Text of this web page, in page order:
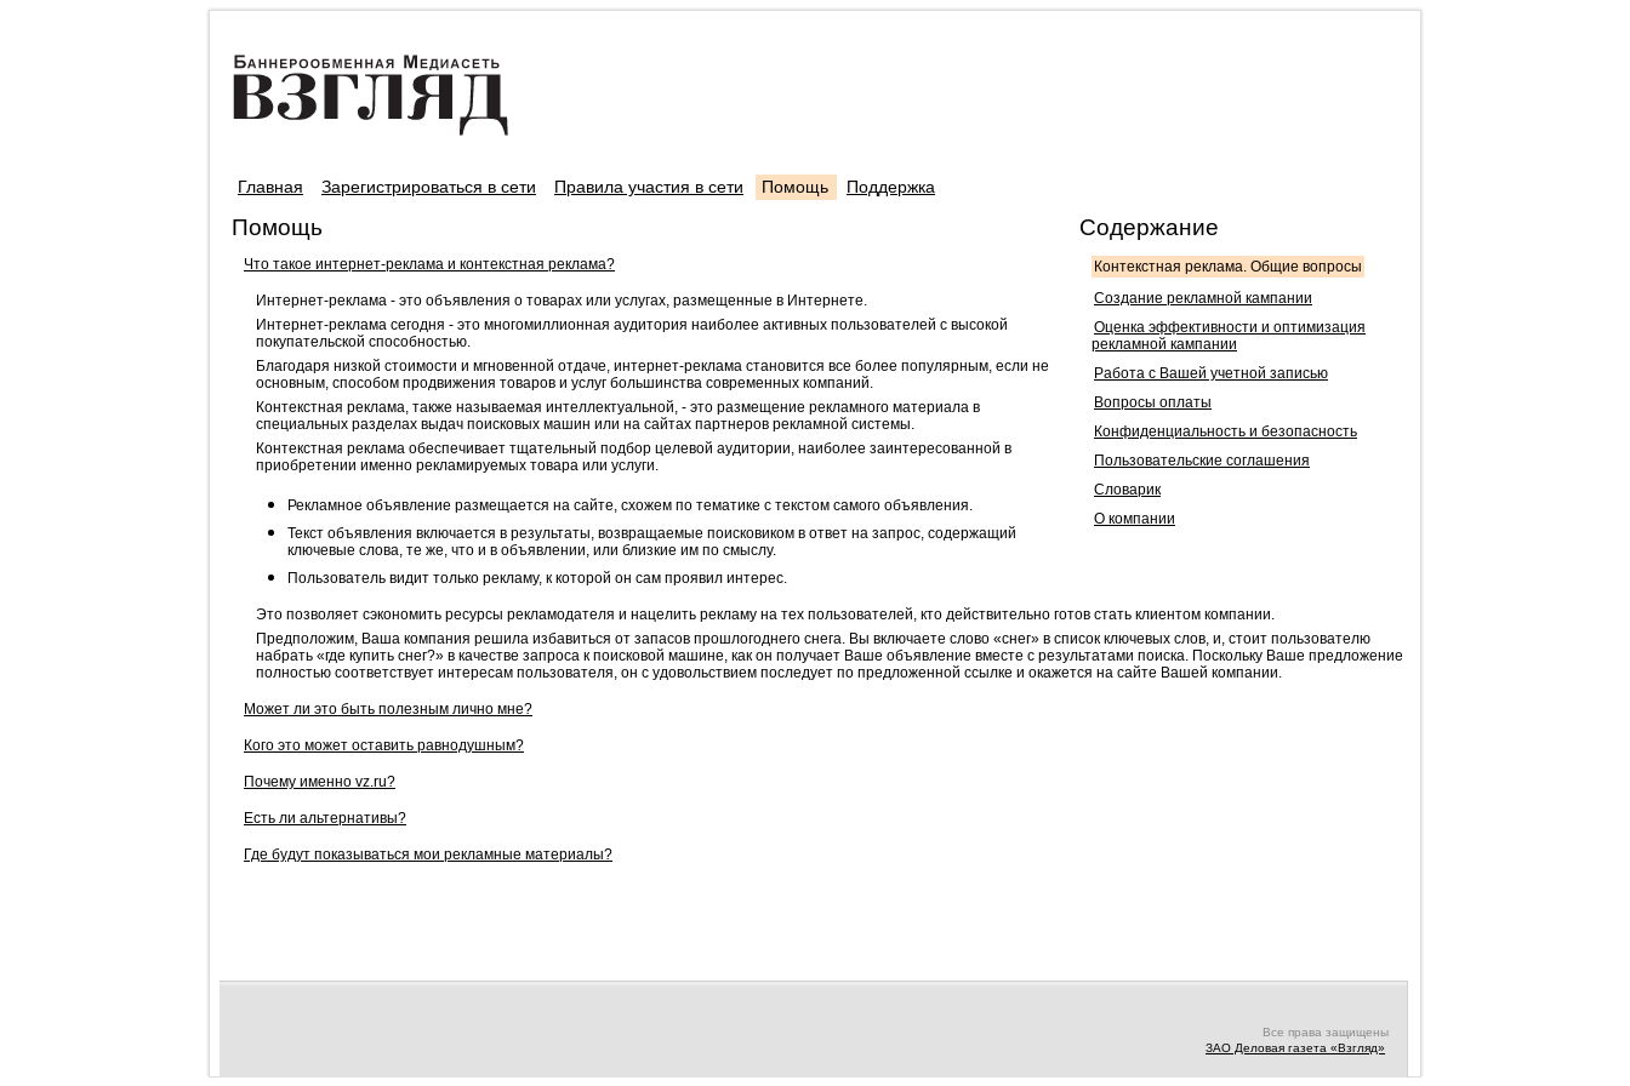
Главная Зарегистрироваться в сети Правила участия в сети Помощь Поддержка
Содержание
Контекстная реклама. Общие вопросы
Создание рекламной кампании
Оценка эффективности и оптимизация
рекламной кампании
Работа с Вашей учетной записью
Вопросы оплаты
Конфиденциальность и безопасность
Пользовательские соглашения
Словарик
О компании
Помощь
Что такое интернет-реклама и контекстная реклама?
Интернет-реклама - это объявления о товарах или услугах, размещенные в Интернете.
Интернет-реклама сегодня - это многомиллионная аудитория наиболее активных пользователей с высокой
покупательской способностью.
Благодаря низкой стоимости и мгновенной отдаче, интернет-реклама становится все более популярным, если не
основным, способом продвижения товаров и услуг большинства современных компаний.
Контекстная реклама, также называемая интеллектуальной, - это размещение рекламного материала в
специальных разделах выдач поисковых машин или на сайтах партнеров рекламной системы.
Контекстная реклама обеспечивает тщательный подбор целевой аудитории, наиболее заинтересованной в
приобретении именно рекламируемых товара или услуги.
Рекламное объявление размещается на сайте, схожем по тематике с текстом самого объявления.
Текст объявления включается в результаты, возвращаемые поисковиком в ответ на запрос, содержащий
ключевые слова, те же, что и в объявлении, или близкие им по смыслу.
Пользователь видит только рекламу, к которой он сам проявил интерес.
Это позволяет сэкономить ресурсы рекламодателя и нацелить рекламу на тех пользователей, кто действительно готов стать клиентом компании.
Предположим, Ваша компания решила избавиться от запасов прошлогоднего снега. Вы включаете слово «снег» в список ключевых слов, и, стоит пользователю
набрать «где купить снег?» в качестве запроса к поисковой машине, как он получает Ваше объявление вместе с результатами поиска. Поскольку Ваше предложение
полностью соответствует интересам пользователя, он с удовольствием последует по предложенной ссылке и окажется на сайте Вашей компании.
Может ли это быть полезным лично мне?
Кого это может оставить равнодушным?
Почему именно vz.ru?
Есть ли альтернативы?
Где будут показываться мои рекламные материалы?
Все права защищены
ЗАО Деловая газета «Взгляд»